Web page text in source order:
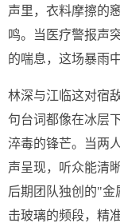
声里，衣料摩擦的
鸣。当医疗警报声
的喘息，这场暴雨
林深与江临这对宿
句台词都像在冰层
淬毒的锋芒。当两
声呈现，听众能清
后期团队独创的"
击玻璃的频段，精